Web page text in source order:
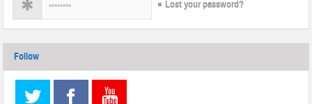
Lost your password?
Follow